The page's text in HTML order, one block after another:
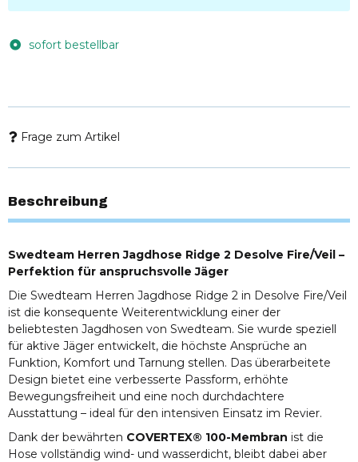
sofort bestellbar
Frage zum Artikel
Beschreibung
Swedteam Herren Jagdhose Ridge 2 Desolve Fire/Veil –
Perfektion für anspruchsvolle Jäger
Die Swedteam Herren Jagdhose Ridge 2 in Desolve Fire/Veil
ist die konsequente Weiterentwicklung einer der
beliebtesten Jagdhosen von Swedteam. Sie wurde speziell
für aktive Jäger entwickelt, die höchste Ansprüche an
Funktion, Komfort und Tarnung stellen. Das überarbeitete
Design bietet eine verbesserte Passform, erhöhte
Bewegungsfreiheit und eine noch durchdachtere
Ausstattung – ideal für den intensiven Einsatz im Revier.
Dank der bewährten COVERTEX® 100-Membran ist die
Hose vollständig wind- und wasserdicht, bleibt dabei aber